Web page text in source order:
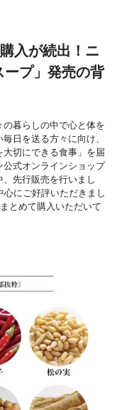
入が続出！ニ
ープ」発売の背
の暮らしの中で心と体を
日を送る方々に向け、
切にできる食事」を届
式オンラインショップ
先行販売を行いまし
にご好評いただきまし
とめて購入いただいて